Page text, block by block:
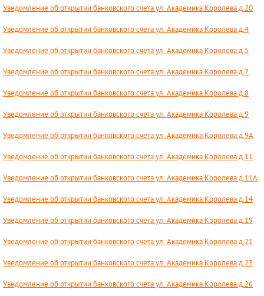
Уведомление об открытии банковского счета ул. Академика Королева д.20
Уведомление об открытии банковского счета ул. Академика Королева д.4
Уведомление об открытии банковского счета ул. Академика Королева д.5
Уведомление об открытии банковского счета ул. Академика Королева д.7
Уведомление об открытии банковского счета ул. Академика Королева д.8
Уведомление об открытии банковского счета ул. Академика Королева д.9
Уведомление об открытии банковского счета ул. Академика Королева д.9А
Уведомление об открытии банковского счета ул. Академика Королева д.11
Уведомление об открытии банковского счета ул. Академика Королева д.11А
Уведомление об открытии банковского счета ул. Академика Королева д.14
Уведомление об открытии банковского счета ул. Академика Королева д.19
Уведомление об открытии банковского счета ул. Академика Королева д.21
Уведомление об открытии банковского счета ул. Академика Королева д.23
Уведомление об открытии банковского счета ул. Академика Королева д.26